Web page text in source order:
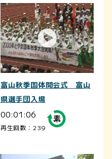
富山秋季国体開会式 富山
県選手団入場
00:01:06
再生回数：239